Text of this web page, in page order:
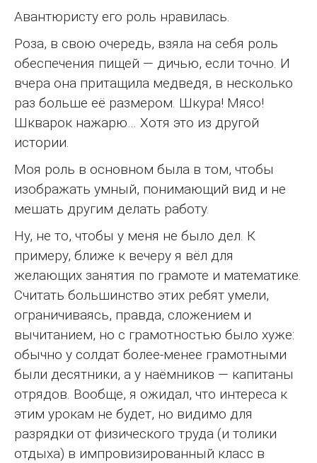
Авантюристу его роль нравилась.
Роза, в свою очередь, взяла на себя роль
обеспечения пищей — дичью, если точно. И
вчера она притащила медведя, в несколько
раз больше её размером. Шкура! Мясо!
Шкварок нажарю… Хотя это из другой
истории.
Моя роль в основном была в том, чтобы
изображать умный, понимающий вид и не
мешать другим делать работу.
Ну, не то, чтобы у меня не было дел. К
примеру, ближе к вечеру я вёл для
желающих занятия по грамоте и математике.
Считать большинство этих ребят умели,
ограничиваясь, правда, сложением и
вычитанием, но с грамотностью было хуже:
обычно у солдат более-менее грамотными
были десятники, а у наёмников — капитаны
отрядов. Вообще, я ожидал, что интереса к
этим урокам не будет, но видимо для
разрядки от физического труда (и толики
отдыха) в импровизированный класс в